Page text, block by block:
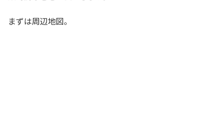
まずは周辺地図。